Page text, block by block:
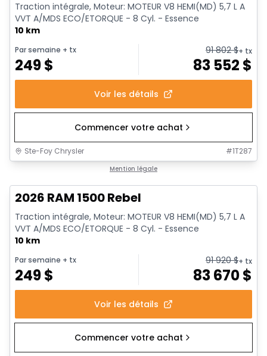
Traction intégrale, Moteur: MOTEUR V8 HEMI(MD) 5,7 L A
VVT A/MDS ECO/ETORQUE - 8 Cyl. - Essence
10 km
Par semaine + tx
249$
91 802$+ tx
83 552 $
Voir les détails
Commencer votre achat
Ste-Foy Chrysler #1T287
Mention légale
2026 RAM 1500 Rebel
Traction intégrale, Moteur: MOTEUR V8 HEMI(MD) 5,7 L A
VVT A/MDS ECO/ETORQUE - 8 Cyl. - Essence
10 km
Par semaine + tx
249$
91 920$+ tx
83 670$
Voir les détails
Commencer votre achat